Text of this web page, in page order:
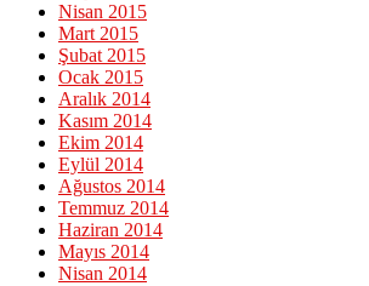
Nisan 2015
Mart 2015
Şubat 2015
Ocak 2015
Aralık 2014
Kasım 2014
Ekim 2014
Eylül 2014
Ağustos 2014
Temmuz 2014
Haziran 2014
Mayıs 2014
Nisan 2014